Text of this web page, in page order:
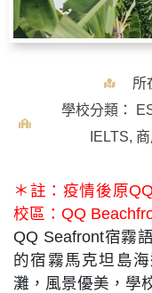
所
學校分類：
IELTS,
＊註：疫情後原
校區： QQ
QQ Seafront宿霧
的宿霧馬克坦島
灘，風景優美，學